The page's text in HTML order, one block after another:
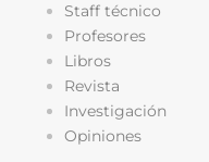
Staff técnico
Profesores
Libros
Revista
Investigación
Opiniones